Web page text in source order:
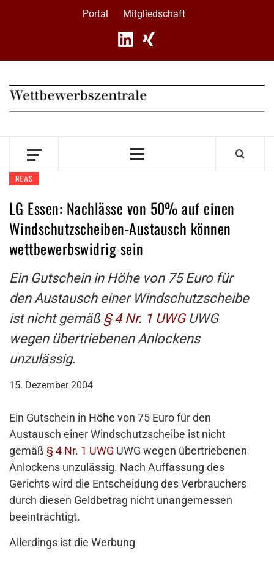
Portal Mitgliedschaft
Primary
NEWS
LG Essen: Nachlässe von 50% auf einen
Windschutzscheiben-Austausch können
wettbewerbswidrig sein
Ein Gutschein in Höhe von 75 Euro für
den Austausch einer Windschutzscheibe
ist nicht gemäß § 4 Nr. 1 UWGUWG
wegen übertriebenen Anlockens
unzulässig.
15. Dezember 2004
Ein Gutschein in Höhe von 75 Euro für den
Austausch einer Windschutzscheibe ist nicht
gemäß § 4 Nr. 1 UWG UWG wegen übertriebenen
Anlockens unzulässig. Nach Auffassung des
Gerichts wird die Entscheidung des Verbrauchers
durch diesen Geldbetrag nicht unangemessen
beeinträchtigt.
Allerdings ist die Werbung